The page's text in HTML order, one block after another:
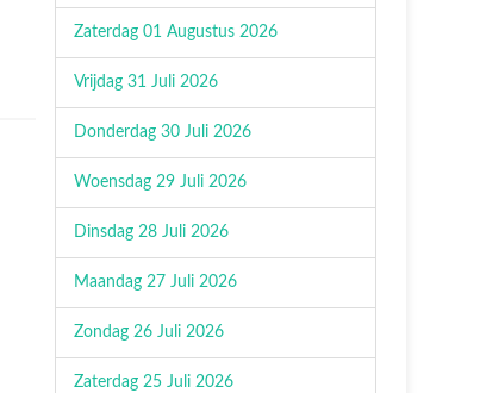
Zaterdag 01 Augustus 2026
Vrijdag 31 Juli 2026
Donderdag 30 Juli 2026
Woensdag 29 Juli 2026
Dinsdag 28 Juli 2026
Maandag 27 Juli 2026
Zondag 26 Juli 2026
Zaterdag 25 Juli 2026